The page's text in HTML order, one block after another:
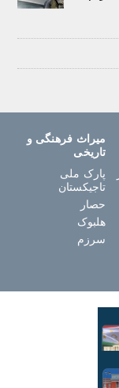
میراث فرهنگی و
تاریخی
پارک ملی
تاجیکستان
حصار
هلبوک
سرزم